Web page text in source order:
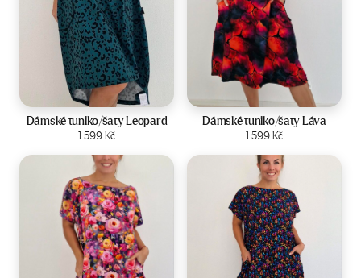
Velikost:44-50
Dámské tuniko/šaty Leopard
1 599Kč
Zobrazit produkt
Velikost: 44-50
Dámské tuniko/šaty Láva
1 599Kč
Zobrazit produkt